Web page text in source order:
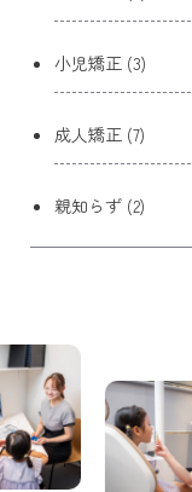
小児矯正 (3)
成人矯正 (7)
親知らず (2)